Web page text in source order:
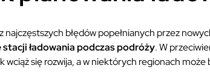
najczęstszych błędów popełnianych przez
stacji ładowania podczas podróży. W
wciąż się rozwija, a w niektórych regionach